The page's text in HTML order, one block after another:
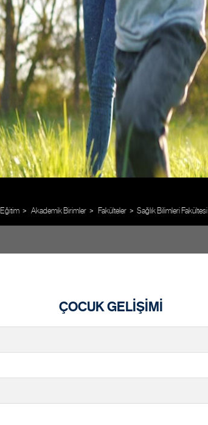
Eğitim Akademik Birimler Fakülteler Sağlık Bilimleri Fakültesi
ÇOCUK GELİŞİMİ